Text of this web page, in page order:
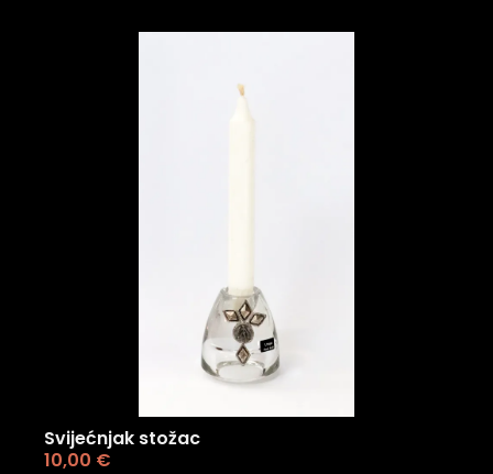
Svijećnjak stožac
10,00 €